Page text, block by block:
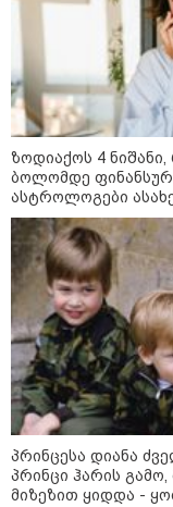
ზოდიაქოს 4
ბოლომდე
ასტროლოგები
პრინცესა დიანა
პრინცი ჰარის
მიზეზით ყიდდა -